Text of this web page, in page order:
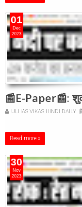
01
Dec
2023
📰E-Paper📰:
ULHAS VIKAS HINDI DAILY
Read more »
30
Nov
2023